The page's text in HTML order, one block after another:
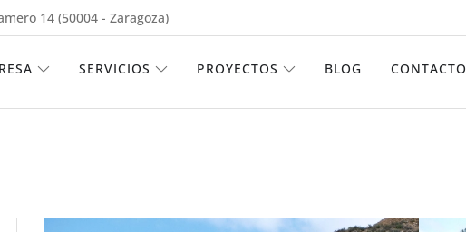
14 (50004 - Zaragoza)
ABRIR EMPRESA
SERVICIOS ABRIR SERVICIOS
PROYECTOS ABRIR PROYECTOS
BLOG CONTACTO